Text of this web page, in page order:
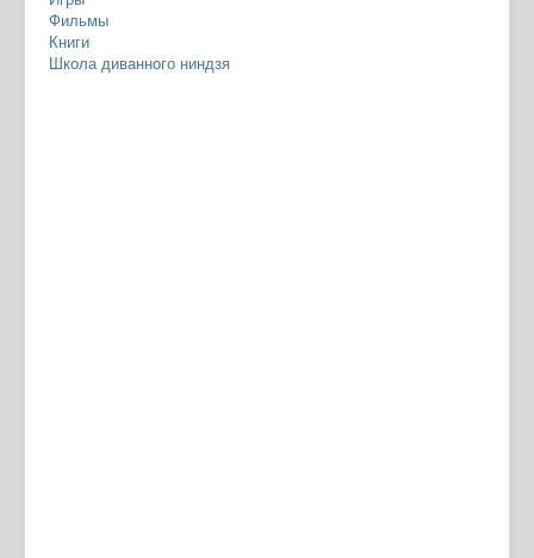
Фильмы
Книги
Школа диванного ниндзя